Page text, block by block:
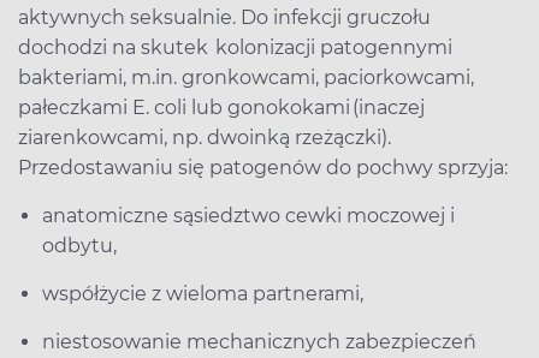
aktywnych seksualnie. Do infekcji gruczołu
dochodzi na skutek kolonizacji patogennymi
bakteriami, m.in. gronkowcami, paciorkowcami,
pałeczkami E. coli lub gonokokami (inaczej
ziarenkowcami, np. dwoinką rzeżączki).
Przedostawaniu się patogenów do pochwy sprzyja:
anatomiczne sąsiedztwo cewki moczowej i
odbytu,
współżycie z wieloma partnerami,
niestosowanie mechanicznych zabezpieczeń